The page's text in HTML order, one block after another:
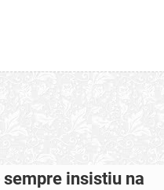
sempre insistiu na